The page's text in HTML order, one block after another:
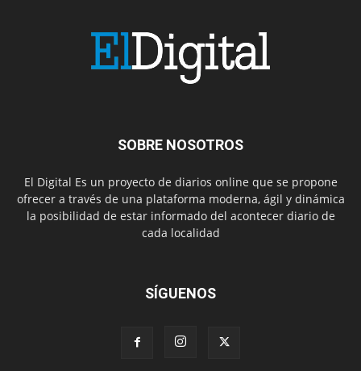
SOBRE NOSOTROS
El Digital Es un proyecto de diarios online que se propone
ofrecer a través de una plataforma moderna, ágil y dinámica
la posibilidad de estar informado del acontecer diario de
cada localidad
SÍGUENOS